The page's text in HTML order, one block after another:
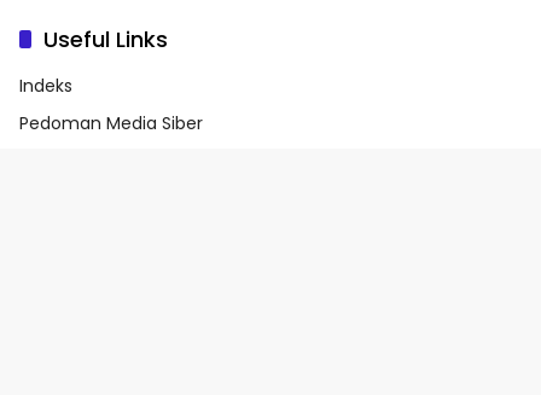
Useful Links
Indeks
Pedoman Media Siber